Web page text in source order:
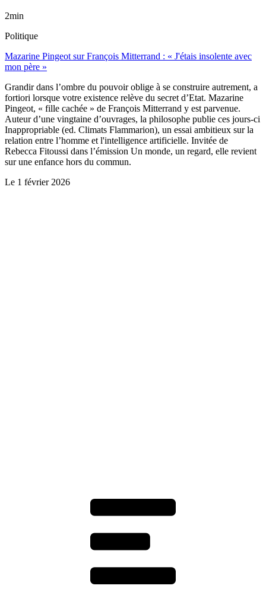
2min
Politique
Mazarine Pingeot sur François Mitterrand : « J'étais insolente avec
mon père »
Grandir dans l’ombre du pouvoir oblige à se construire autrement, a
fortiori lorsque votre existence relève du secret d’Etat. Mazarine
Pingeot, « fille cachée » de François Mitterrand y est parvenue.
Auteur d’une vingtaine d’ouvrages, la philosophe publie ces jours-ci
Inappropriable (ed. Climats Flammarion), un essai ambitieux sur la
relation entre l’homme et l'intelligence artificielle. Invitée de
Rebecca Fitoussi dans l’émission Un monde, un regard, elle revient
sur une enfance hors du commun.
Le 1 février 2026